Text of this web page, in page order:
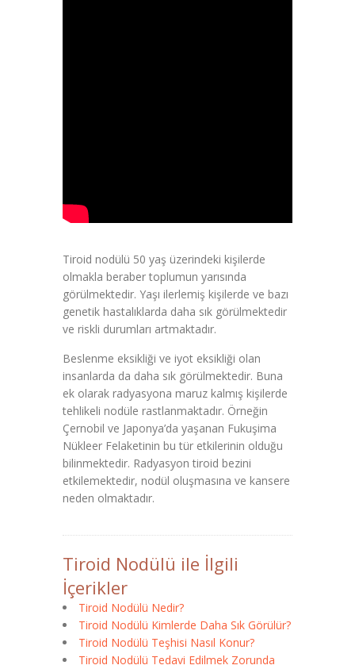
Tiroid nodülü 50 yaş üzerindeki kişilerde
olmakla beraber toplumun yarısında
görülmektedir. Yaşı ilerlemiş kişilerde ve bazı
genetik hastalıklarda daha sık görülmektedir
ve riskli durumları artmaktadır.
Beslenme eksikliği ve iyot eksikliği olan
insanlarda da daha sık görülmektedir. Buna
ek olarak radyasyona maruz kalmış kişilerde
tehlikeli nodüle rastlanmaktadır. Örneğin
Çernobil ve Japonya’da yaşanan Fukuşima
Nükleer Felaketinin bu tür etkilerinin olduğu
bilinmektedir. Radyasyon tiroid bezini
etkilemektedir, nodül oluşmasına ve kansere
neden olmaktadır.
Tiroid Nodülü ile İlgili
İçerikler
Tiroid Nodülü Nedir?
Tiroid Nodülü Kimlerde Daha Sık Görülür?
Tiroid Nodülü Teşhisi Nasıl Konur?
Tiroid Nodülü Tedavi Edilmek Zorunda